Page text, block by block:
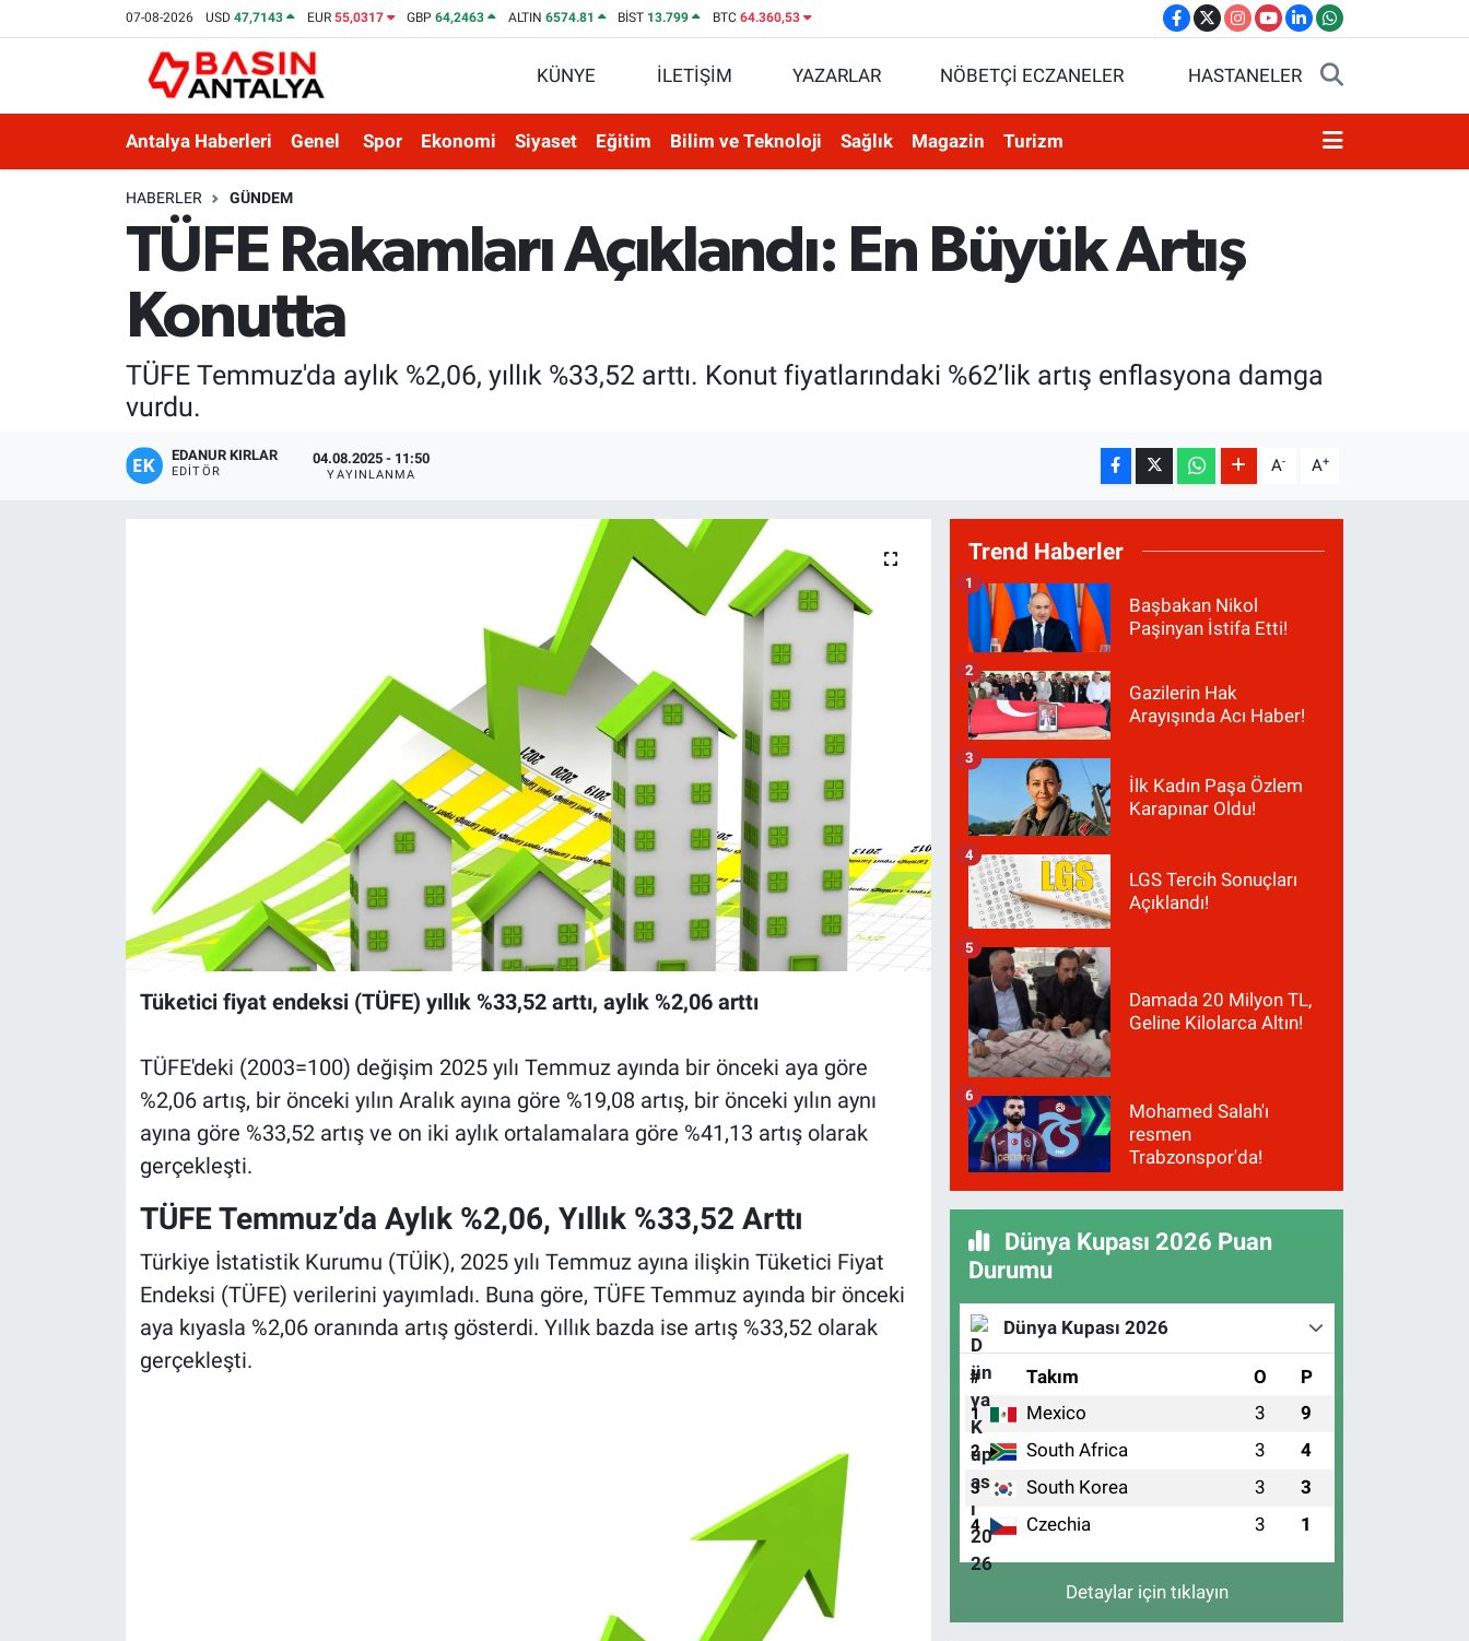
07-08-2026 USD47,7143 EUR 55,0317 GBP64,2463 ALTIN 6574.81 BİST 13.799 BTC 64.360,53
KÜNYE İLETİŞİM YAZARLAR NÖBETÇİ ECZANELER HASTANELER
Antalya Haberleri Genel Spor Ekonomi Siyaset Eğitim Bilim ve Teknoloji Sağlık Magazin Turizm
HABERLER GÜNDEM
TÜFE Rakamları Açıklandı: En Büyük Artış
Konutta
TÜFE Temmuz'da aylık %2,06, yıllık %33,52 arttı. Konut fiyatlarındaki %62’lik artış enflasyona damga
vurdu.
EDANUR KIRLAR
EDITÖR
04.08.2025 - 11:50
YAYINLANMA A- A+
Tüketici fiyat endeksi (TÜFE) yıllık %33,52 arttı, aylık %2,06 arttı
TÜFE'deki (2003=100) değişim 2025 yılı Temmuz ayında bir önceki aya göre
%2,06 artış, bir önceki yılın Aralık ayına göre %19,08 artış, bir önceki yılın aynı
ayına göre %33,52 artış ve on iki aylık ortalamalara göre %41,13 artış olarak
gerçekleşti.
TÜFE Temmuz’da Aylık %2,06, Yıllık %33,52 Arttı
Türkiye İstatistik Kurumu (TÜİK), 2025 yılı Temmuz ayına ilişkin Tüketici Fiyat
Endeksi (TÜFE) verilerini yayımladı. Buna göre, TÜFE Temmuz ayında bir önceki
aya kıyasla %2,06 oranında artış gösterdi. Yıllık bazda ise artış %33,52 olarak
gerçekleşti.
Trend Haberler
Başbakan Nikol
Paşinyan İstifa Etti!
1
Gazilerin Hak
Arayışında Acı Haber!
2
İlk Kadın Paşa Özlem
Karapınar Oldu!
3
LGS Tercih Sonuçları
Açıklandı!
4
Damada 20 Milyon TL,
Geline Kilolarca Altın!
5
Mohamed Salah'ı
resmen
Trabzonspor'da!
6
Dünya Kupası 2026 Puan
Durumu
Dünya Kupası 2026
# Takım O P
1 Mexico 3 9
2 South Africa 3 4
3 South Korea 3 3
4 Czechia 3 1
Detaylar için tıklayın